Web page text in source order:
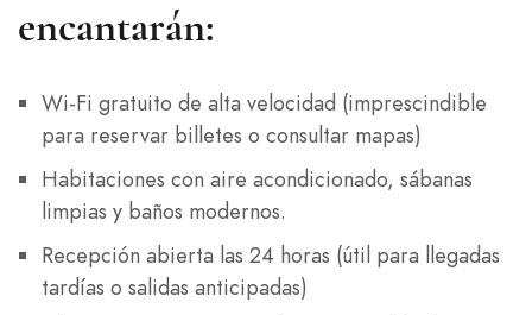
encantarán:
Wi-Fi gratuito de alta velocidad (imprescindible
para reservar billetes o consultar mapas)
Habitaciones con aire acondicionado, sábanas
limpias y baños modernos.
Recepción abierta las 24 horas (útil para llegadas
tardías o salidas anticipadas)